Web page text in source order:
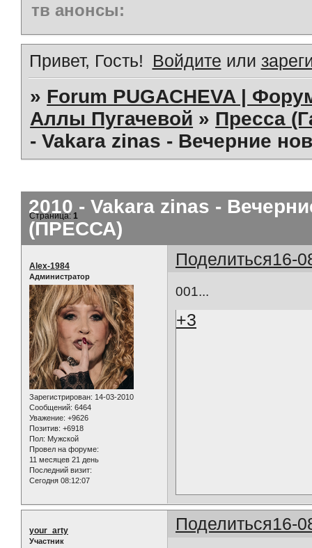
тв анонсы:
Привет, Гость! Войдите или
» Forum PUGACHEVA |
Аллы Пугачевой » Пресса
- Vakara zinas - Вечерние
2010 - Vakara zinas -
(ПРЕССА)
Страница:1
Поделиться16-
Alex-1984
Администратор
Зарегистрирован: 14-03-2010
Сообщений: 6464
Уважение: +9626
Позитив: +6918
Пол: Мужской
Провел на форуме:
11 месяцев 21 день
Последний визит:
Сегодня 08:12:07
001...
+3
Поделиться16-
your_arty
Участник